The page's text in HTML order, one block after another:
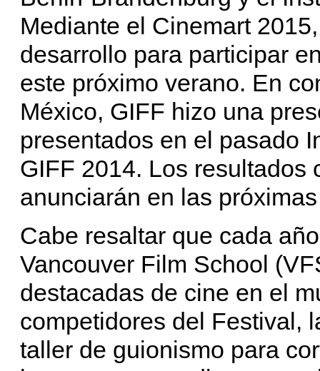
Mediante el Cinemart
desarrollo para participar
este próximo verano. En
México, GIFF hizo una
presentados en el pasado
GIFF 2014. Los resultados
anunciarán en las
Cabe resaltar que cada
Vancouver Film School
destacadas de cine en el
competidores del Festival,
taller de guionismo para